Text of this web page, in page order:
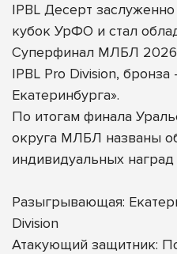
IPBL Десерт
кубок УрФО и стал
Суперфинал МЛБЛ
IPBL Pro Division, бронза
Екатеринбурга».
По итогам финала
округа МЛБЛ названы
индивидуальных наград
Разыгрывающая:
Division
Атакующий защитник: